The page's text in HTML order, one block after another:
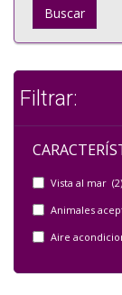
Buscar
Filtrar:
Vista al mar (2)
Animales
Aire